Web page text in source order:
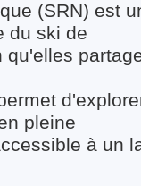
(SRN) est
du ski de
pleine
à un